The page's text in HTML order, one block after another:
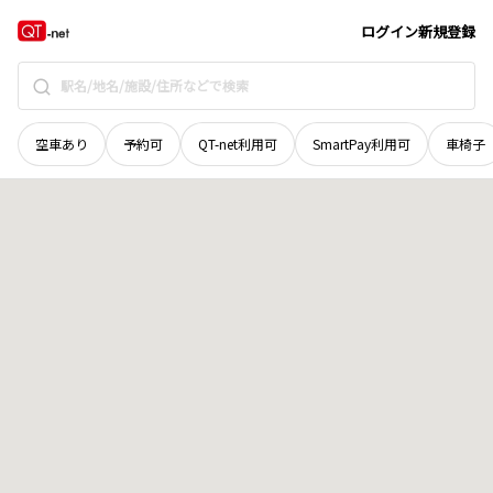
ログイン新規登録
空車あり 予約可 QT-net利用可 SmartPay利用可 車椅子
北海道